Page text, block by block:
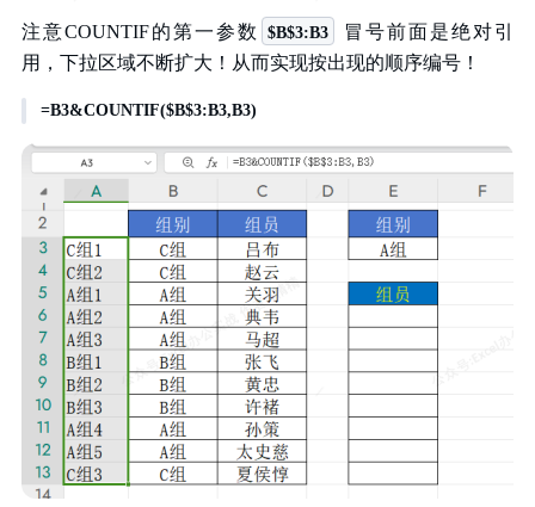
注意COUNTIF的第一参数 $B$3:B3
冒号前面是绝对引
用，下拉区域不断扩大！从而实现按出现的顺序编号！
=B3&COUNTIF($B$3:B3,B3)